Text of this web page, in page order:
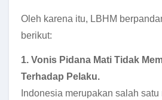
Oleh karena itu, LBHM
berikut:
1. Vonis Pidana Mati Tidak
Terhadap Pelaku.
Indonesia merupakan salah